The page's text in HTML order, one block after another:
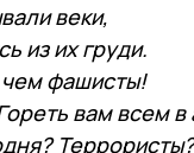
веки,
из их груди.
фашисты!
вам всем в
Террористы?